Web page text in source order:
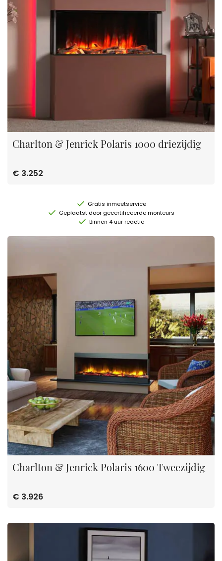
Charlton & Jenrick Polaris 1000 driezijdig
€ 3.252
Gratis inmeetservice
Geplaatst door gecertificeerde monteurs
Binnen 4 uur reactie
Charlton & Jenrick Polaris 1600 Tweezijdig
€ 3.926